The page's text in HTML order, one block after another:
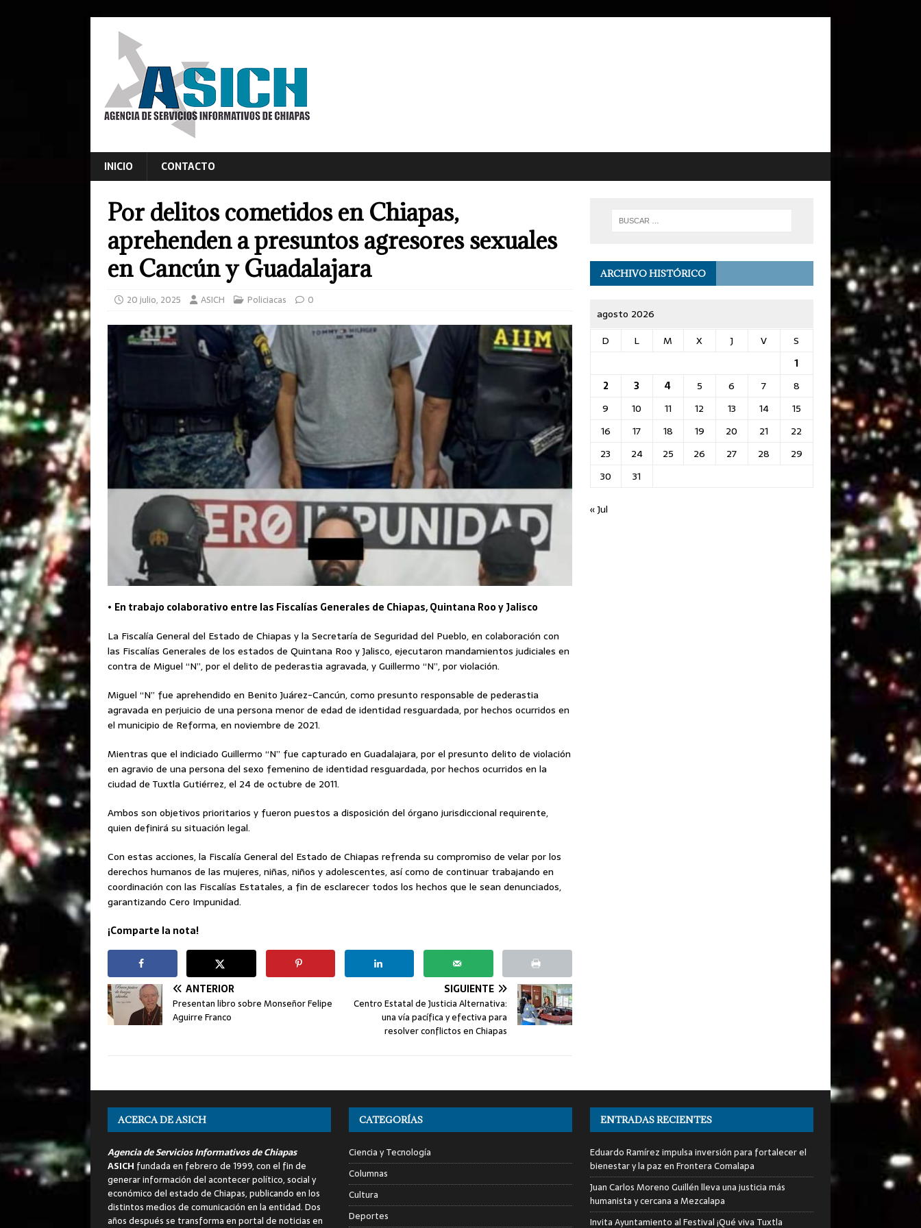
INICIO CONTACTO
Por delitos cometidos en Chiapas,
aprehenden a presuntos agresores sexuales
en Cancún y Guadalajara
20 julio, 2025 ASICH Policiacas 0
• En trabajo colaborativo entre las Fiscalías Generales de Chiapas, Quintana Roo y Jalisco
La Fiscalía General del Estado de Chiapas y la Secretaría de Seguridad del Pueblo, en colaboración con
las Fiscalías Generales de los estados de Quintana Roo y Jalisco, ejecutaron mandamientos judiciales en
contra de Miguel “N”, por el delito de pederastia agravada, y Guillermo “N”, por violación.
Miguel “N” fue aprehendido en Benito Juárez-Cancún, como presunto responsable de pederastia
agravada en perjuicio de una persona menor de edad de identidad resguardada, por hechos ocurridos en
el municipio de Reforma, en noviembre de 2021.
Mientras que el indiciado Guillermo “N” fue capturado en Guadalajara, por el presunto delito de violación
en agravio de una persona del sexo femenino de identidad resguardada, por hechos ocurridos en la
ciudad de Tuxtla Gutiérrez, el 24 de octubre de 2011.
Ambos son objetivos prioritarios y fueron puestos a disposición del órgano jurisdiccional requirente,
quien definirá su situación legal.
Con estas acciones, la Fiscalía General del Estado de Chiapas refrenda su compromiso de velar por los
derechos humanos de las mujeres, niñas, niños y adolescentes, así como de continuar trabajando en
coordinación con las Fiscalías Estatales, a fin de esclarecer todos los hechos que le sean denunciados,
garantizando Cero Impunidad.
¡Comparte la nota!
ANTERIOR
Presentan libro sobre Monseñor Felipe
Aguirre Franco
SIGUIENTE
Centro Estatal de Justicia Alternativa:
una vía pacífica y efectiva para
resolver conflictos en Chiapas
ARCHIVO HISTÓRICO
agosto 2026
D
L M X J V
S
1
2
3 4 5 6 7
8
9
10 11 12 13 14
15
16
17 18 19 20 21
22
23
24 25 26 27 28
29
30
31
« Jul
ACERCA DE ASICH
Agencia de Servicios Informativos de Chiapas
ASICH fundada en febrero de 1999, con el fin de
generar información del acontecer político, social y
económico del estado de Chiapas, publicando en los
distintos medios de comunicación en la entidad. Dos
años después se transforma en portal de noticias en
CATEGORÍAS
Ciencia y Tecnología
Columnas
Cultura
Deportes
ENTRADAS RECIENTES
Eduardo Ramírez impulsa inversión para fortalecer el
bienestar y la paz en Frontera Comalapa
Juan Carlos Moreno Guillén lleva una justicia más
humanista y cercana a Mezcalapa
Invita Ayuntamiento al Festival ¡Qué viva Tuxtla